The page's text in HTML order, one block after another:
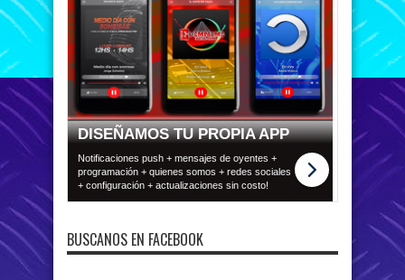
BUSCANOS EN FACEBOOK